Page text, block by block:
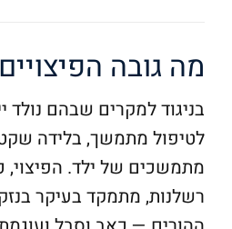
מה גובה
בניגוד למקרים שבהם נולד
לטיפול מתמשך, בלידה
מתמשכים של ילד.
רשלנות, מתמקד בעיקר